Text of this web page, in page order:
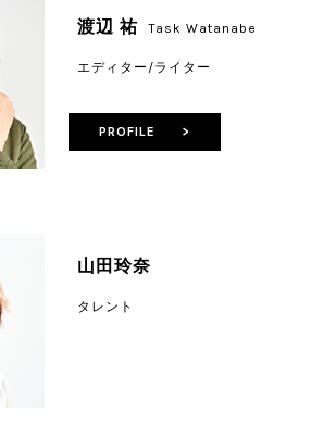
渡辺 祐 Task Watanabe
エディター/ライター
山田玲奈
タレント
PROFILE >